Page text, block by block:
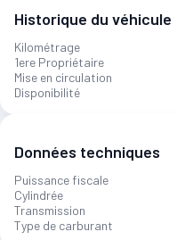
Historique du véhicule
Kilométrage
1ere Propriétaire
Mise en circulation
Disponibilité
Données techniques
Puissance fiscale
Cylindrée
Transmission
Type de carburant